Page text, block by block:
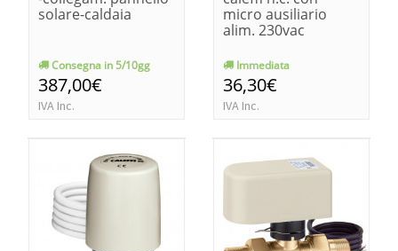
solare-caldaia
Consegna in 5/10gg
387,00€
IVA Inc.
micro ausiliario
alim. 230vac
Immediata
36,30€
IVA Inc.